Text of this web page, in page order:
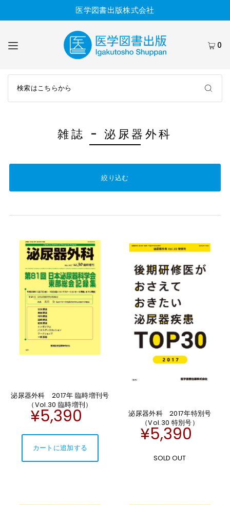
医学図書出版株式会社
0
雑誌 - 泌尿器外科
絞り込む
泌尿器外科 2017年 臨時増刊号
（Vol.30 臨時増刊）
¥5,390
泌尿器外科 2017年特別号
（Vol.30 特別号）
¥5,390
SOLD OUT